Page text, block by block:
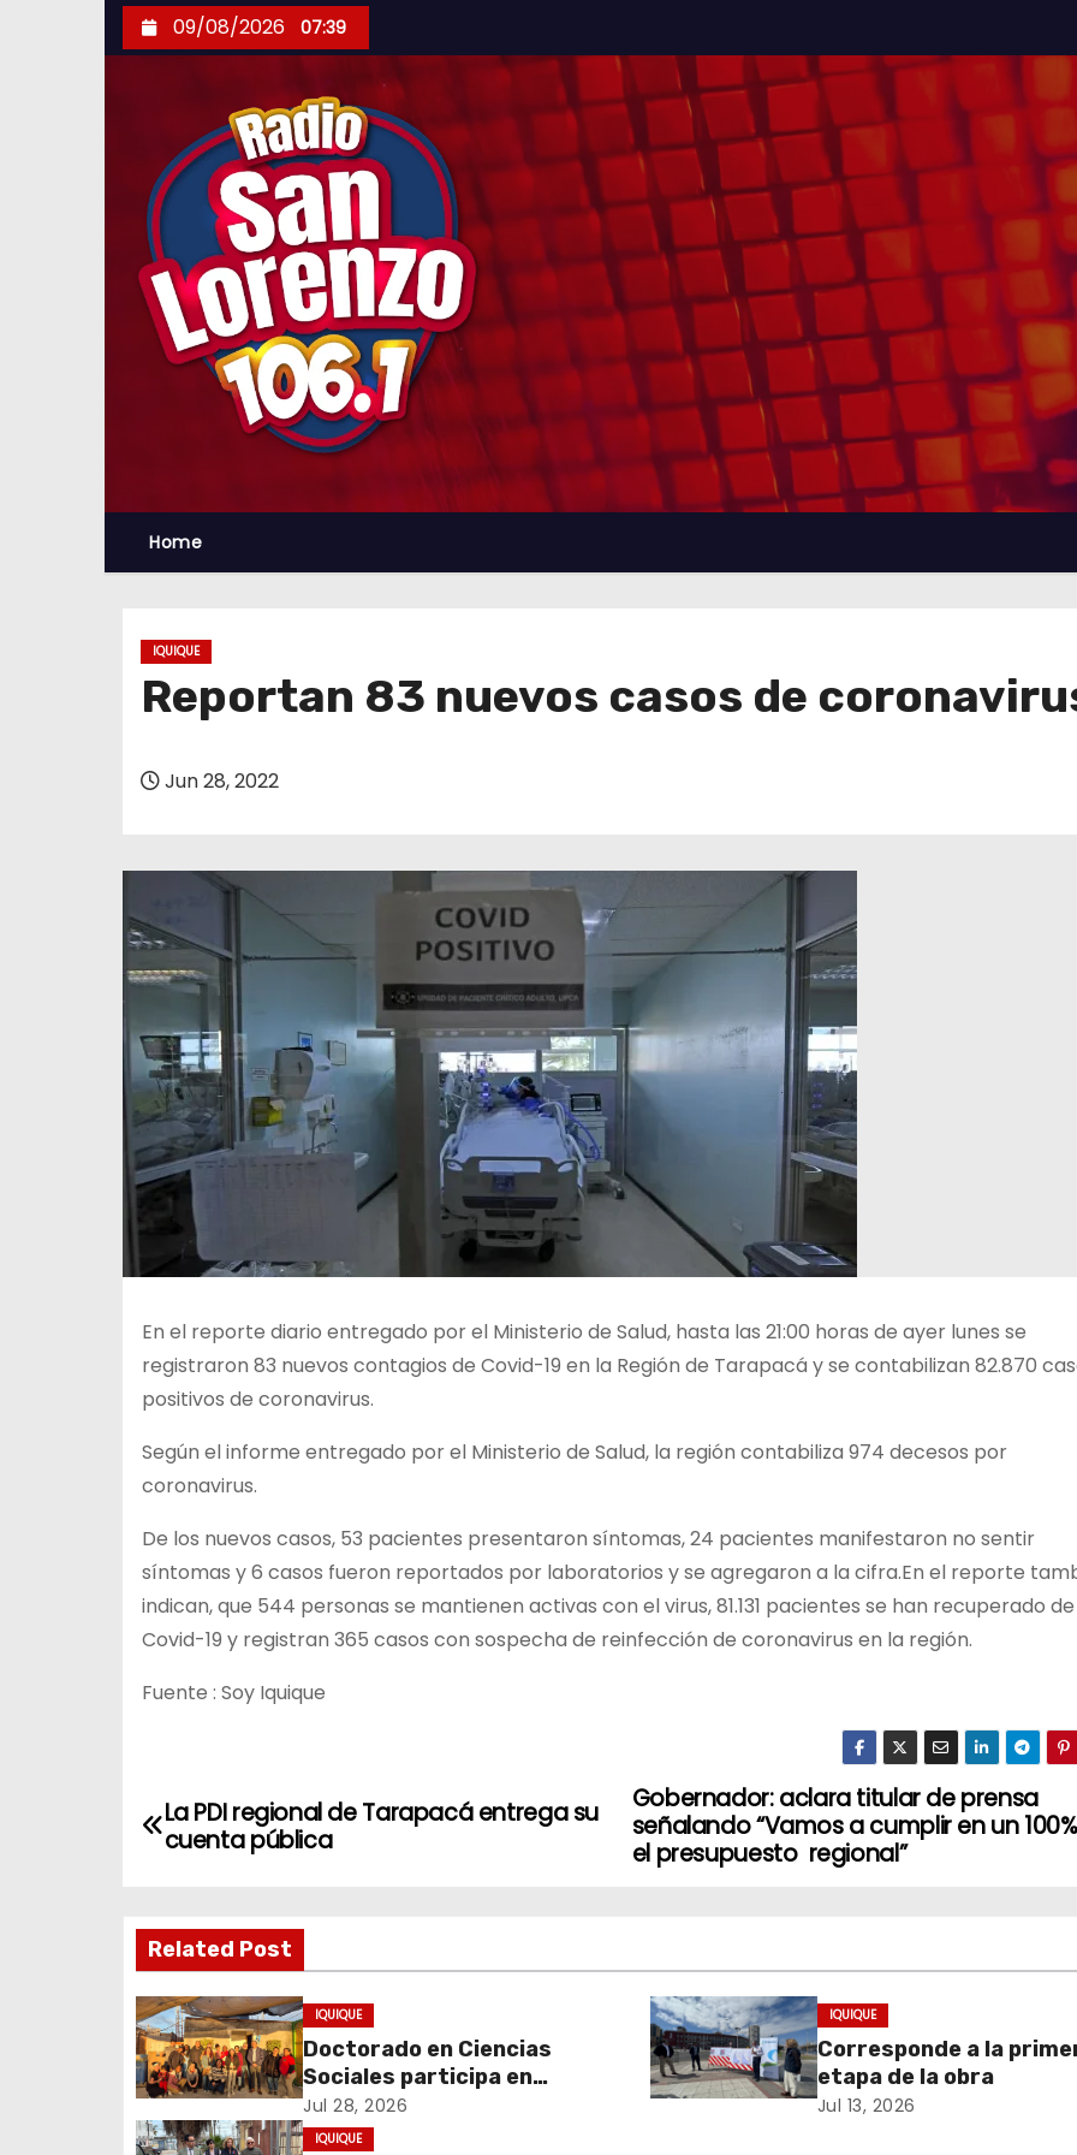
k
09/08/2026 07:39
Home
IQUIQUE
Reportan 83 nuevos casos de
Jun 28, 2022
En el reporte diario entregado por el Ministerio de Salud, hasta las 21:00 horas de ayer lunes se
registraron 83 nuevos contagios de Covid-19 en la Región de Tarapacá y se contabilizan 82.870
positivos de coronavirus.
Según el informe entregado por el Ministerio de Salud, la región contabiliza 974 decesos por
coronavirus.
De los nuevos casos, 53 pacientes presentaron síntomas, 24 pacientes manifestaron no sentir
síntomas y 6 casos fueron reportados por laboratorios y se agregaron a la cifra.En el reporte
indican, que 544 personas se mantienen activas con el virus, 81.131 pacientes se han recuperado de
Covid-19 y registran 365 casos con sospecha de reinfección de coronavirus en la región.
Fuente : Soy Iquique
N
e
g
a
c
Gobernador: aclara titular de prensa
señalando “Vamos a cumplir en un 100%
el presupuesto regional”
La PDI regional de Tarapacá entrega su
cuenta pública
Related Post
IQUIQUE
Doctorado en Ciencias
Sociales participa en
experiencia comunitaria
sobre cuidados y migración
Jul 28, 2026
IQUIQUE
Corresponde a la
etapa de la obra
Jul 13, 2026
IQUIQUE